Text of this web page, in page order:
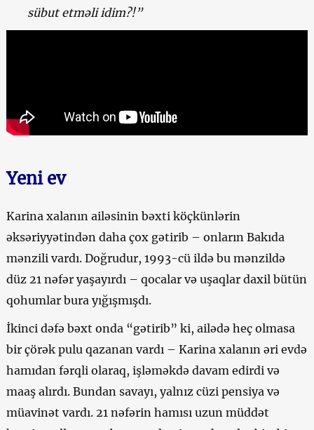
sübut etməli idim?!”
Yeni ev
Karina xalanın ailəsinin bəxti köçkünlərin
əksəriyyətindən daha çox gətirib – onların Bakıda
mənzili vardı. Doğrudur, 1993-cü ildə bu mənzildə
düz 21 nəfər yaşayırdı – qocalar və uşaqlar daxil bütün
qohumlar bura yığışmışdı.
İkinci dəfə bəxt onda “gətirib” ki, ailədə heç olmasa
bir çörək pulu qazanan vardı – Karina xalanın əri evdə
hamıdan fərqli olaraq, işləməkdə davam edirdi və
maaş alırdı. Bundan savayı, yalnız cüzi pensiya və
müavinət vardı. 21 nəfərin hamısı uzun müddət